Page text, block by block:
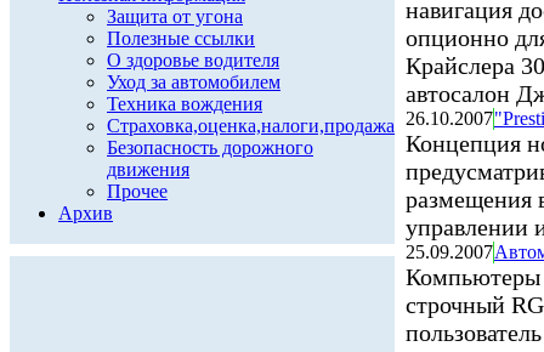
Защита от угона
Полезные ссылки
О здоровье водителя
Уход за автомобилем
Техника вождения
Страховка,оценка,налоги,продажа
Безопасность дорожного
движения
Прочее
Архив
навигация
опционно
Крайслера
автосалон
26.10.2007
Концепция
размещения
управлении
25.09.2007
Компьютеры
строчный